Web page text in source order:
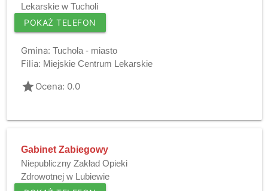
Lekarskie w Tucholi
POKAŻ TELEFON
Gmina: Tuchola - miasto
Filia: Miejskie Centrum Lekarskie
gradeOcena: 0.0
Gabinet Zabiegowy
Niepubliczny Zakład Opieki
Zdrowotnej w Lubiewie